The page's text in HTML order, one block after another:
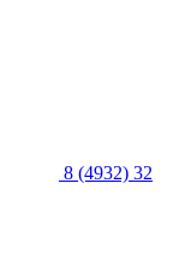
8 (4932) 32